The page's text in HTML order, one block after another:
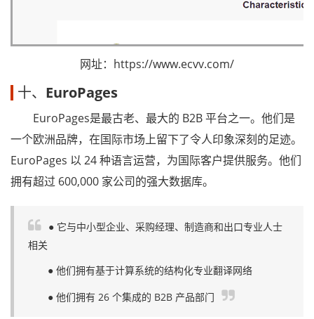
网址：https://www.ecvv.com/
十、 EuroPages
EuroPages是最古老、最大的 B2B 平台之一。他们是
一个欧洲品牌，在国际市场上留下了令人印象深刻的足迹。
EuroPages 以 24 种语言运营，为国际客户提供服务。他们
拥有超过 600,000 家公司的强大数据库。
● 它与中小型企业、采购经理、制造商和出口专业人士
相关
● 他们拥有基于计算系统的结构化专业翻译网络
● 他们拥有 26 个集成的 B2B 产品部门